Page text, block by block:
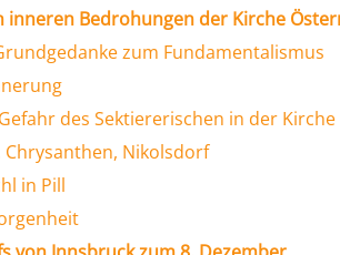
inneren Bedrohungen der Kirche
zum Fundamentalismus
des Sektiererischen in der Kirche
Chrysanthen, Nikolsdorf
in Pill